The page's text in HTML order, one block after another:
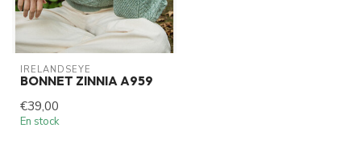
IRELANDSEYE
BONNET ZINNIA A959
€39,00
En stock